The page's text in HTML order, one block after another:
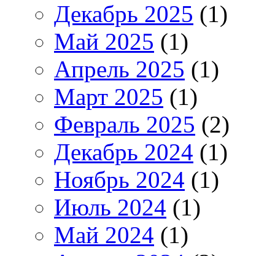
Декабрь 2025 (1)
Май 2025 (1)
Апрель 2025 (1)
Март 2025 (1)
Февраль 2025 (2)
Декабрь 2024 (1)
Ноябрь 2024 (1)
Июль 2024 (1)
Май 2024 (1)